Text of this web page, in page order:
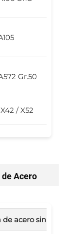
Gr.50
/ X52
de Acero
de acero sin